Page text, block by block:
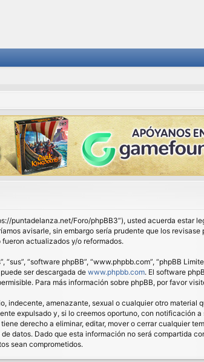
puntadelanza.net/Foro/phpBB3”), usted acuerda
avisarle, sin embargo sería prudente que los
actualizados y/o reformados.
“software phpBB”, “www.phpbb.com”, “phpBB
ser descargada de www.phpbb.com. El software
Para más información sobre phpBB, por favor
amenazante, sexual o cualquier otro material
expulsado y, si lo creemos oportuno, con notificación
derecho a eliminar, editar, mover o cerrar cualquier
datos. Dado que esta información no será compartida
sean comprometidos.